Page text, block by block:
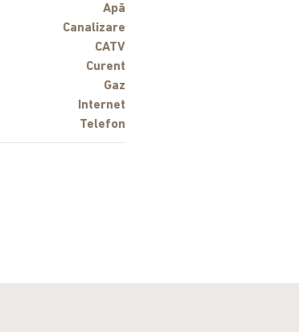
Apă
Canalizare
CATV
Curent
Gaz
Internet
Telefon